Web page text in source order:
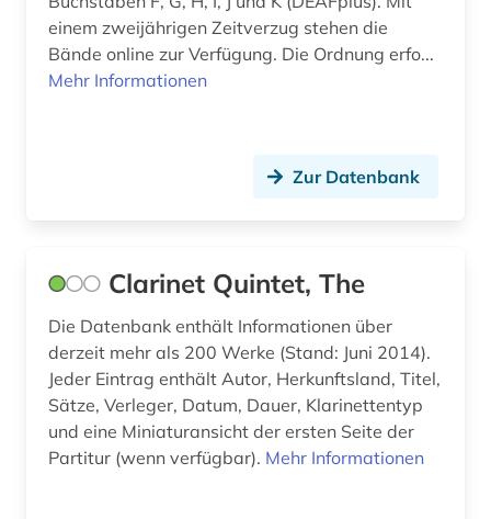
kunst (2)
künstler (1)
lausanne (1)
legende (1)
leibniz-institut für länderkunde (1)
einem zweijährigen Zeitverzug stehen die
Bände online zur Verfügung. Die Ordnung erfo...
Mehr Informationen
Zur Datenbank
Clarinet Quintet, The
Die Datenbank enthält Informationen über
derzeit mehr als 200 Werke (Stand: Juni 2014).
Jeder Eintrag enthält Autor, Herkunftsland, Titel,
Sätze, Verleger, Datum, Dauer, Klarinettentyp
und eine Miniaturansicht der ersten Seite der
Partitur (wenn verfügbar). Mehr Informationen